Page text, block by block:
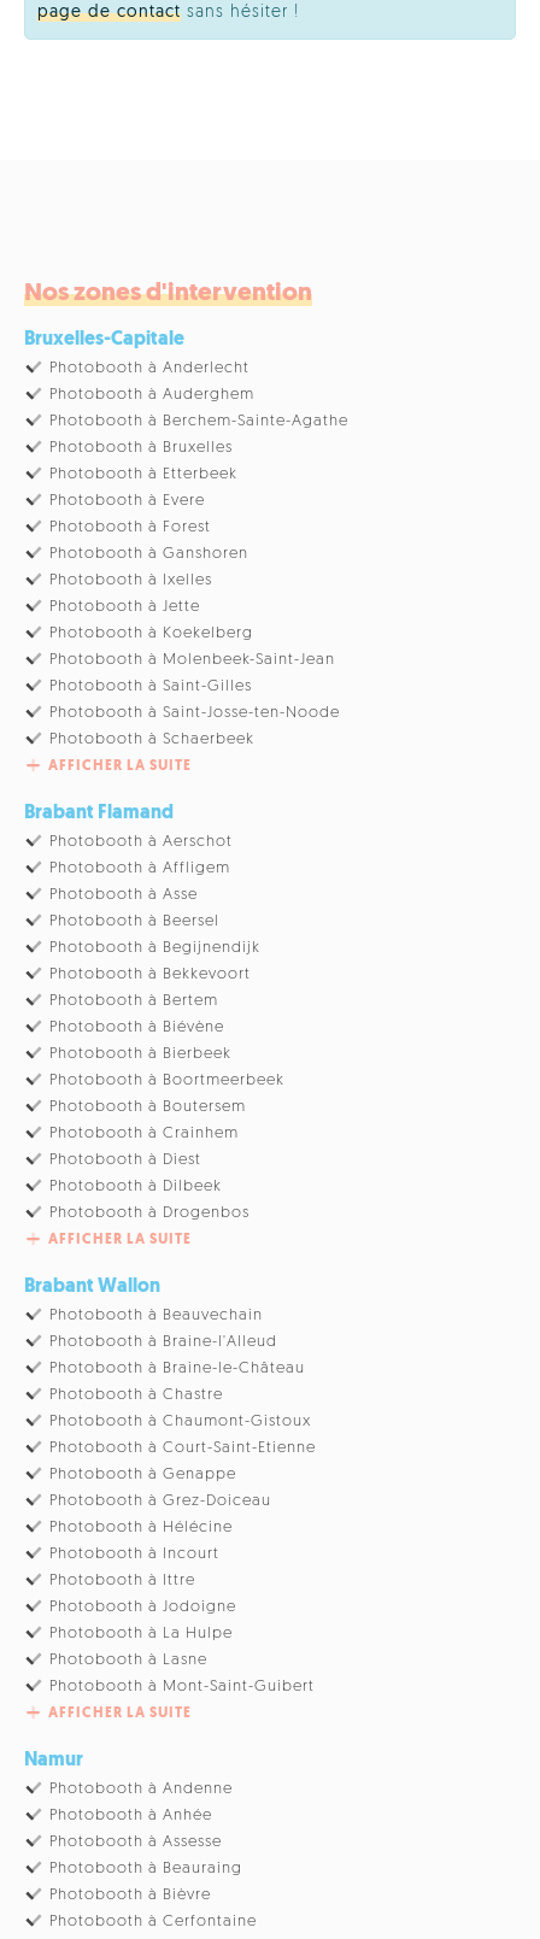
page de contact sans hésiter !
Nos zones d'intervention
Bruxelles-Capitale
Photobooth à Anderlecht
Photobooth à Auderghem
Photobooth à Berchem-Sainte-Agathe
Photobooth à Bruxelles
Photobooth à Etterbeek
Photobooth à Evere
Photobooth à Forest
Photobooth à Ganshoren
Photobooth à Ixelles
Photobooth à Jette
Photobooth à Koekelberg
Photobooth à Molenbeek-Saint-Jean
Photobooth à Saint-Gilles
Photobooth à Saint-Josse-ten-Noode
Photobooth à Schaerbeek
AFFICHER LA SUITE
Brabant Flamand
Photobooth à Aerschot
Photobooth à Affligem
Photobooth à Asse
Photobooth à Beersel
Photobooth à Begijnendijk
Photobooth à Bekkevoort
Photobooth à Bertem
Photobooth à Biévène
Photobooth à Bierbeek
Photobooth à Boortmeerbeek
Photobooth à Boutersem
Photobooth à Crainhem
Photobooth à Diest
Photobooth à Dilbeek
Photobooth à Drogenbos
AFFICHER LA SUITE
Brabant Wallon
Photobooth à Beauvechain
Photobooth à Braine-l'Alleud
Photobooth à Braine-le-Château
Photobooth à Chastre
Photobooth à Chaumont-Gistoux
Photobooth à Court-Saint-Etienne
Photobooth à Genappe
Photobooth à Grez-Doiceau
Photobooth à Hélécine
Photobooth à Incourt
Photobooth à Ittre
Photobooth à Jodoigne
Photobooth à La Hulpe
Photobooth à Lasne
Photobooth à Mont-Saint-Guibert
AFFICHER LA SUITE
Namur
Photobooth à Andenne
Photobooth à Anhée
Photobooth à Assesse
Photobooth à Beauraing
Photobooth à Bièvre
Photobooth à Cerfontaine